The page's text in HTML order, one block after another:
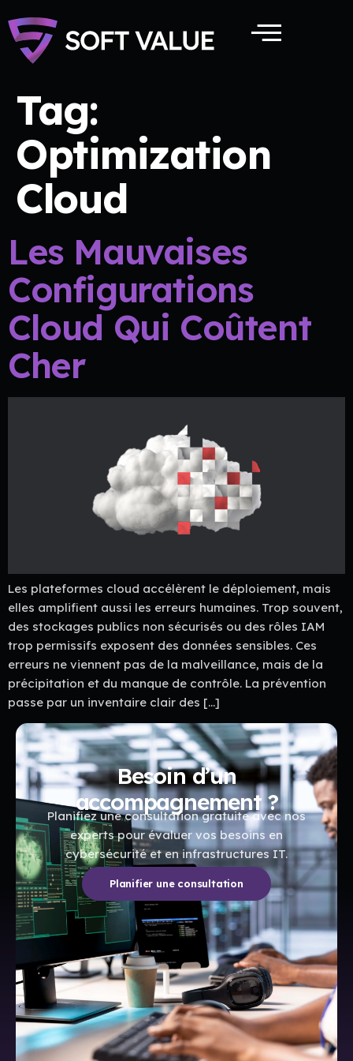
Tag:
Optimization
Cloud
Les Mauvaises
Configurations
Cloud Qui Coûtent
Cher
Les plateformes cloud accélèrent le déploiement, mais
elles amplifient aussi les erreurs humaines. Trop souvent,
des stockages publics non sécurisés ou des rôles IAM
trop permissifs exposent des données sensibles. Ces
erreurs ne viennent pas de la malveillance, mais de la
précipitation et du manque de contrôle. La prévention
passe par un inventaire clair des […]
Besoin d’un
accompagnement ?
Planifiez une consultation gratuite avec nos
experts pour évaluer vos besoins en
cybersécurité et en infrastructures IT.
Planifier une consultation